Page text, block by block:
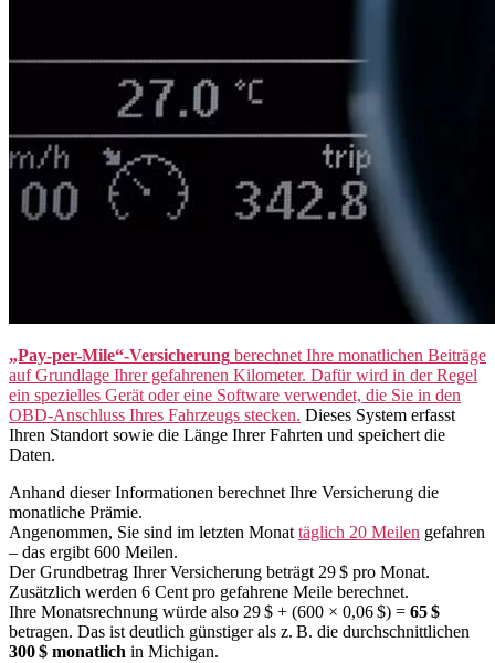
„Pay-per-Mile“-Versicherung berechnet Ihre monatlichen Beiträge
auf Grundlage Ihrer gefahrenen Kilometer. Dafür wird in der Regel
ein spezielles Gerät oder eine Software verwendet, die Sie in den
OBD-Anschluss Ihres Fahrzeugs stecken. Dieses System erfasst
Ihren Standort sowie die Länge Ihrer Fahrten und speichert die
Daten.
Anhand dieser Informationen berechnet Ihre Versicherung die
monatliche Prämie.
Angenommen, Sie sind im letzten Monat täglich 20 Meilen gefahren
– das ergibt 600 Meilen.
Der Grundbetrag Ihrer Versicherung beträgt 29 $ pro Monat.
Zusätzlich werden 6 Cent pro gefahrene Meile berechnet.
Ihre Monatsrechnung würde also 29 $ + (600 × 0,06 $) = 65 $
betragen. Das ist deutlich günstiger als z. B. die durchschnittlichen
300 $ monatlich in Michigan.